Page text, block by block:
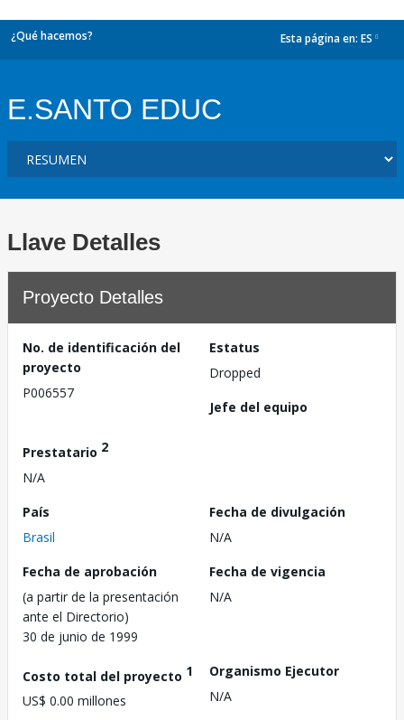
¿Qué hacemos? Esta página en: ES
E.SANTO EDUC
Llave Detalles
Proyecto Detalles
No. de identificación del
proyecto
P006557
Estatus
Dropped
Jefe del equipo
Prestatario 2
N/A
País
Brasil
Fecha de divulgación
N/A
Fecha de aprobación
(a partir de la presentación
ante el Directorio)
30 de junio de 1999
Fecha de vigencia
N/A
Costo total del proyecto 1
US$ 0.00 millones
Organismo Ejecutor
N/A